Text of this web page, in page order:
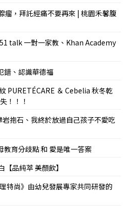
瘤，拜託經痛不要再來 | 桃園禾馨腹
talk 一對一家教、Khan Academy
錯、認識華德福
PURETÉCARE ＆ Cebelia 秋冬乾
！！！
抱石、我終於放過自己孩子不愛吃
育分歧點 和 愛是唯一答案
品純萃 美顏飲】
特尚》由幼兒發展專家共同研發的